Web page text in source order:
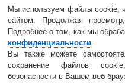
Мы используем файлы cookie,
сайтом. Продолжая
Подробнее о том, как мы
конфиденциальности
Вы также можете
сохранение файлов
безопасности в Вашем веб-